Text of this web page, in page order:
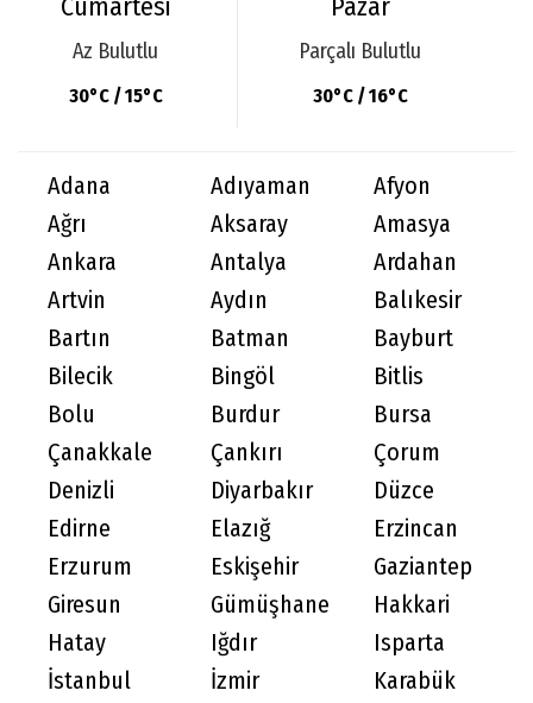
Cumartesi
Az Bulutlu
30°C / 15°C
Pazar
Parçalı Bulutlu
30°C / 16°C
Adana Adıyaman
Afyon
Ağrı
Aksaray
Amasya
Ankara
Antalya
Ardahan
Artvin
Aydın
Balıkesir
Bartın
Batman
Bayburt
Bilecik
Bingöl
Bitlis
Bolu
Burdur
Bursa
Çanakkale
Çankırı
Çorum
Denizli
Diyarbakır
Düzce
Edirne
Elazığ
Erzincan
Erzurum
Eskişehir
Gaziantep
Giresun
Gümüşhane
Hakkari
Hatay
Iğdır
Isparta
İstanbul
İzmir
Karabük